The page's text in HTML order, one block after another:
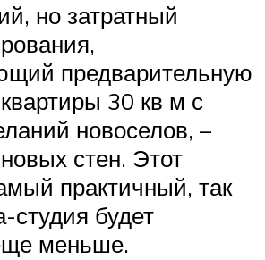
но затратный
предварительную
30 кв м с
новоселов, –
стен. Этот
практичный, так
студия будет
меньше.